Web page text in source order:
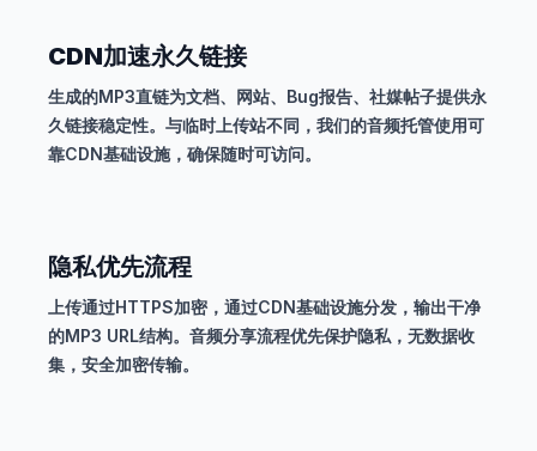
CDN加速永久链接
生成的MP3直链为文档、网站、Bug报告、社媒帖子提供永
久链接稳定性。与临时上传站不同，我们的音频托管使用可
靠CDN基础设施，确保随时可访问。
隐私优先流程
上传通过HTTPS加密，通过CDN基础设施分发，输出干净
的MP3 URL结构。音频分享流程优先保护隐私，无数据收
集，安全加密传输。